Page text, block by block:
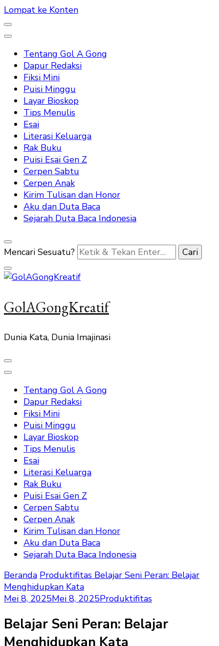
Lompat ke Konten
Tentang Gol A Gong
Dapur Redaksi
Fiksi Mini
Puisi Minggu
Layar Bioskop
Tips Menulis
Esai
Literasi Keluarga
Rak Buku
Puisi Esai Gen Z
Cerpen Sabtu
Cerpen Anak
Kirim Tulisan dan Honor
Aku dan Duta Baca
Sejarah Duta Baca Indonesia
Mencari Sesuatu?
GolAGongKreatif
Dunia Kata, Dunia Imajinasi
Tentang Gol A Gong
Dapur Redaksi
Fiksi Mini
Puisi Minggu
Layar Bioskop
Tips Menulis
Esai
Literasi Keluarga
Rak Buku
Puisi Esai Gen Z
Cerpen Sabtu
Cerpen Anak
Kirim Tulisan dan Honor
Aku dan Duta Baca
Sejarah Duta Baca Indonesia
Beranda Produktifitas Belajar Seni Peran: Belajar
Menghidupkan Kata
Mei 8, 2025Mei 8, 2025Produktifitas
Belajar Seni Peran: Belajar